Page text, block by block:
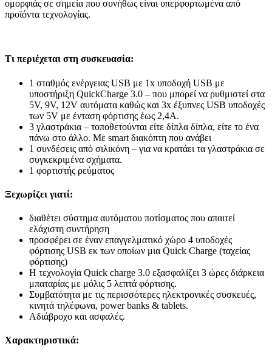
ομορφιάς σε σημεία που συνήθως είναι υπερφορτωμένα από
προϊόντα τεχνολογίας.
Τι περιέχεται στη συσκευασία:
1 σταθμός ενέργειας USB με 1x υποδοχή USB με
υποστήριξη QuickCharge 3.0 – που μπορεί να ρυθμιστεί στα
5V, 9V, 12V αυτόματα καθώς και 3x έξυπνες USB υποδοχές
των 5V με ένταση φόρτισης έως 2,4A.
3 γλαστράκια – τοποθετούνται είτε δίπλα δίπλα, είτε το ένα
πάνω στο άλλο. Με smart διακόπτη που ανάβει
1 συνδέσεις από σιλικόνη – για να κρατάει τα γλαστράκια σε
συγκεκριμένα σχήματα.
1 φορτιστής ρεύματος
Ξεχωρίζει γιατί:
διαθέτει σύστημα αυτόματου ποτίσματος που απαιτεί
ελάχιστη συντήρηση
προσφέρει σε έναν επαγγελματικό χώρο 4 υποδοχές
φόρτισης USB εκ των οποίων μια Quick Charge (ταχείας
φόρτισης)
Η τεχνολογία Quick charge 3.0 εξασφαλίζει 3 ώρες διάρκεια
μπαταρίας με μόλις 5 λεπτά φόρτισης.
Συμβατότητα με τις περισσότερες ηλεκτρονικές συσκευές,
κινητά τηλέφωνα, power banks & tablets.
Αδιάβροχο και ασφαλές.
Χαρακτηριστικά: